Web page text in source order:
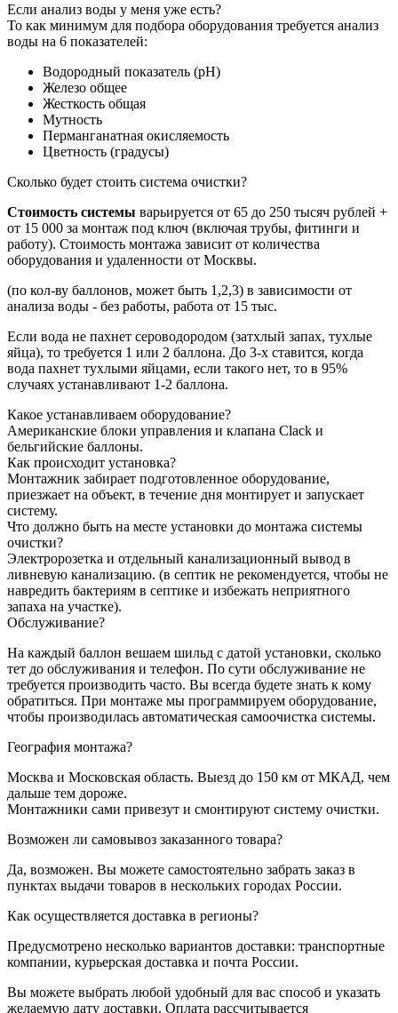
Если анализ воды у меня уже есть?
То как минимум для подбора оборудования требуется анализ
воды на 6 показателей:
Водородный показатель (pH)
Железо общее
Жесткость общая
Мутность
Перманганатная окисляемость
Цветность (градусы)
Сколько будет стоить система очистки?
Стоимость системы варьируется от 65 до 250 тысяч рублей +
от 15 000 за монтаж под ключ (включая трубы, фитинги и
работу). Стоимость монтажа зависит от количества
оборудования и удаленности от Москвы.
(по кол-ву баллонов, может быть 1,2,3) в зависимости от
анализа воды - без работы, работа от 15 тыс.
Если вода не пахнет сероводородом (затхлый запах, тухлые
яйца), то требуется 1 или 2 баллона. До 3-х ставится, когда
вода пахнет тухлыми яйцами, если такого нет, то в 95%
случаях устанавливают 1-2 баллона.
Какое устанавливаем оборудование?
Американские блоки управления и клапана Clack и
бельгийские баллоны.
Как происходит установка?
Монтажник забирает подготовленное оборудование,
приезжает на объект, в течение дня монтирует и запускает
систему.
Что должно быть на месте установки до монтажа системы
очистки?
Электророзетка и отдельный канализационный вывод в
ливневую канализацию. (в септик не рекомендуется, чтобы не
навредить бактериям в септике и избежать неприятного
запаха на участке).
Обслуживание?
На каждый баллон вешаем шильд с датой установки, сколько
тет до обслуживания и телефон. По сути обслуживание не
требуется производить часто. Вы всегда будете знать к кому
обратиться. При монтаже мы программируем оборудование,
чтобы производилась автоматическая самоочистка системы.
География монтажа?
Москва и Московская область. Выезд до 150 км от МКАД, чем
дальше тем дороже.
Монтажники сами привезут и смонтируют систему очистки.
Возможен ли самовывоз заказанного товара?
Да, возможен. Вы можете самостоятельно забрать заказ в
пунктах выдачи товаров в нескольких городах России.
Как осуществляется доставка в регионы?
Предусмотрено несколько вариантов доставки: транспортные
компании, курьерская доставка и почта России.
Вы можете выбрать любой удобный для вас способ и указать
желаемую дату доставки. Оплата рассчитывается